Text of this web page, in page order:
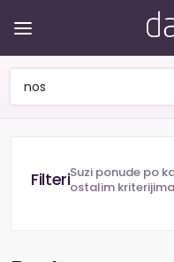
Suzi ponude po
ostalim kriterijima